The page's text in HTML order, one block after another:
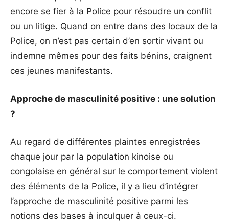
encore se fier à la Police pour résoudre un conflit
ou un litige. Quand on entre dans des locaux de la
Police, on n’est pas certain d’en sortir vivant ou
indemne mêmes pour des faits bénins, craignent
ces jeunes manifestants.
Approche de masculinité positive : une solution
?
Au regard de différentes plaintes enregistrées
chaque jour par la population kinoise ou
congolaise en général sur le comportement violent
des éléments de la Police, il y a lieu d’intégrer
l’approche de masculinité positive parmi les
notions des bases à inculquer à ceux-ci.